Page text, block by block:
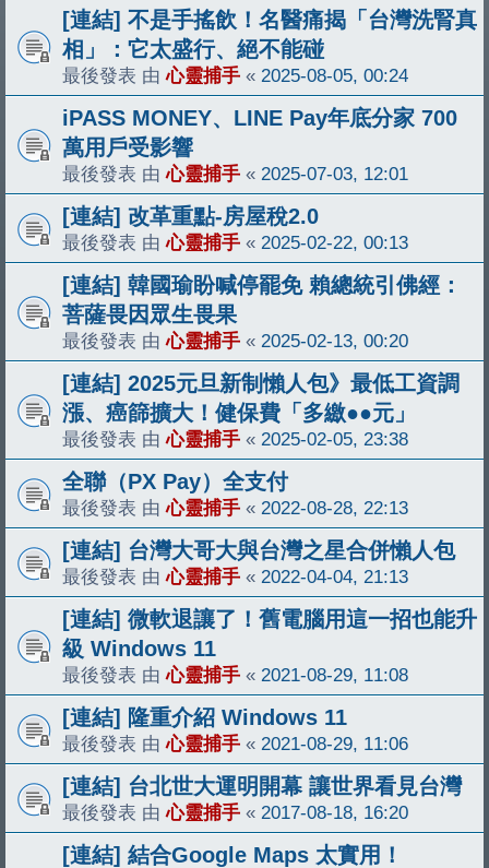
[連結] 不是手搖飲！名醫痛揭「台灣洗腎真
相」：它太盛行、絕不能碰
最後發表 由心靈捕手 « 2025-08-05, 00:24
iPASS MONEY、LINE Pay年底分家 700
萬用戶受影響
最後發表 由心靈捕手 « 2025-07-03, 12:01
[連結] 改革重點-房屋稅2.0
最後發表 由心靈捕手 « 2025-02-22, 00:13
[連結] 韓國瑜盼喊停罷免 賴總統引佛經：
菩薩畏因眾生畏果
最後發表 由心靈捕手 « 2025-02-13, 00:20
[連結] 2025元旦新制懶人包》最低工資調
漲、癌篩擴大！健保費「多繳●●元」
最後發表 由心靈捕手 « 2025-02-05, 23:38
全聯（PX Pay）全支付
最後發表 由心靈捕手 « 2022-08-28, 22:13
[連結] 台灣大哥大與台灣之星合併懶人包
最後發表 由心靈捕手 « 2022-04-04, 21:13
[連結] 微軟退讓了！舊電腦用這一招也能升
級 Windows 11
最後發表 由心靈捕手 « 2021-08-29, 11:08
[連結] 隆重介紹 Windows 11
最後發表 由心靈捕手 « 2021-08-29, 11:06
[連結] 台北世大運明開幕 讓世界看見台灣
最後發表 由心靈捕手 « 2017-08-18, 16:20
[連結] 結合Google Maps 太實用！